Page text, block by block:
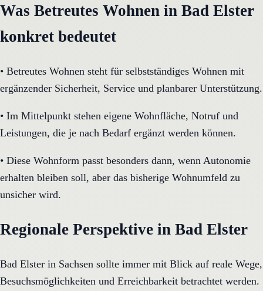
Was Betreutes Wohnen in Bad Elster
konkret bedeutet
• Betreutes Wohnen steht für selbstständiges Wohnen mit
ergänzender Sicherheit, Service und planbarer Unterstützung.
• Im Mittelpunkt stehen eigene Wohnfläche, Notruf und
Leistungen, die je nach Bedarf ergänzt werden können.
• Diese Wohnform passt besonders dann, wenn Autonomie
erhalten bleiben soll, aber das bisherige Wohnumfeld zu
unsicher wird.
Regionale Perspektive in Bad Elster
Bad Elster in Sachsen sollte immer mit Blick auf reale Wege,
Besuchsmöglichkeiten und Erreichbarkeit betrachtet werden.